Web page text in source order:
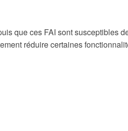
que ces FAI sont susceptibles
réduire certaines